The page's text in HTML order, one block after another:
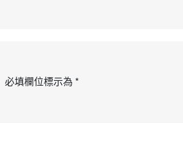
必填欄位標示為 *